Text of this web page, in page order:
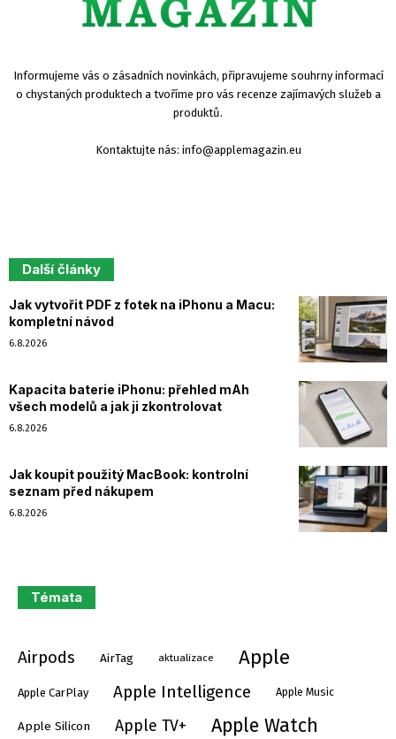
Informujeme vás o zásadních novinkách, připravujeme souhrny informací
o chystaných produktech a tvoříme pro vás recenze zajímavých služeb a
produktů.
Kontaktujte nás: info@applemagazin.eu
Další články
Jak vytvořit PDF z fotek na iPhonu a Macu:
kompletní návod
6.8.2026
Kapacita baterie iPhonu: přehled mAh
všech modelů a jak ji zkontrolovat
6.8.2026
Jak koupit použitý MacBook: kontrolní
seznam před nákupem
6.8.2026
Témata
Airpods AirTag aktualizace Apple
Apple CarPlay Apple Intelligence Apple Music
Apple Silicon Apple TV+ Apple Watch